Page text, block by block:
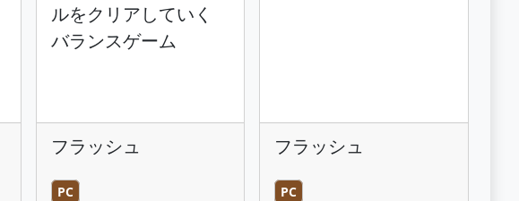
ルをクリアしていく
バランスゲーム
フラッシュ
PC
フラッシュ
PC